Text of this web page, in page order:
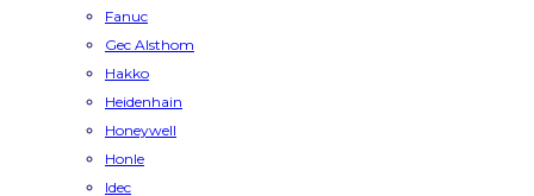
Fanuc
Gec Alsthom
Hakko
Heidenhain
Honeywell
Honle
Idec